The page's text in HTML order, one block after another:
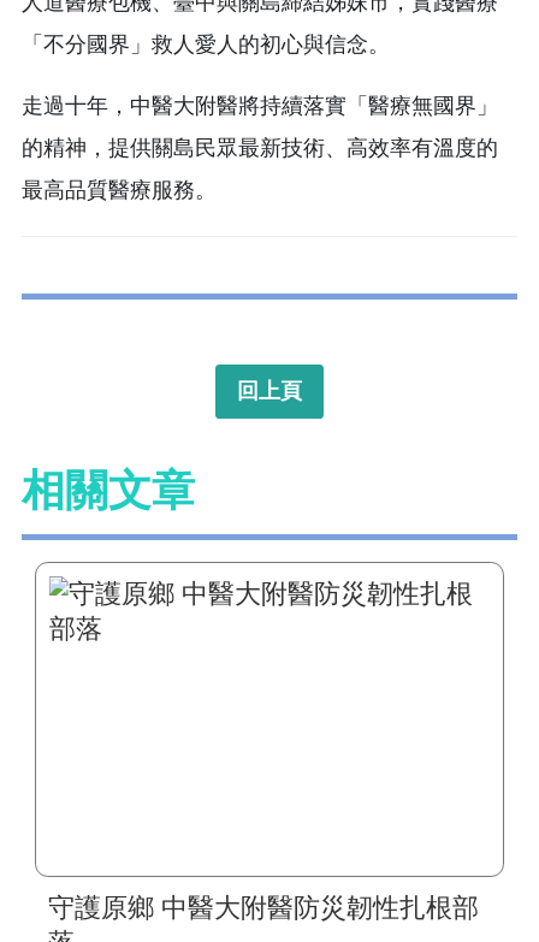
「不分國界」救人愛人的初心與信念。
走過十年，中醫大附醫將持續落實「醫療無國界」
的精神，提供關島民眾最新技術、高效率有溫度的
最高品質醫療服務。
回上頁
相關文章
守護原鄉 中醫大附醫防災韌性扎根部